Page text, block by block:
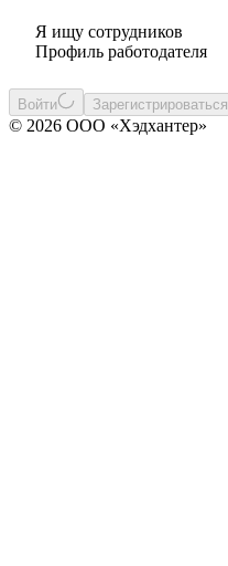
Я ищу сотрудников
Профиль работодателя
Войти Зарегистрироваться
© 2026 ООО «Хэдхантер»